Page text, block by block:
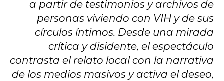
a partir de testimonios y archivos de
personas viviendo con VIH y de sus
círculos íntimos. Desde una mirada
crítica y disidente, el espectáculo
contrasta el relato local con la narrativa
de los medios masivos y activa el deseo,